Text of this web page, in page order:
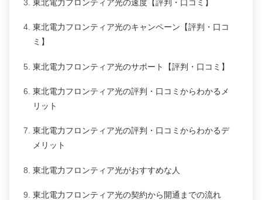
東北電力フロンティア光の速度【評判・口コミ】
東北電力フロンティア光のキャンペーン【評判・口コ
ミ】
東北電力フロンティア光のサポート【評判・口コミ】
東北電力フロンティア光の評判・口コミからわかるメ
リット
東北電力フロンティア光の評判・口コミからわかるデ
メリット
東北電力フロンティア光がおすすめな人
東北電力フロンティア光の契約から開通までの流れ